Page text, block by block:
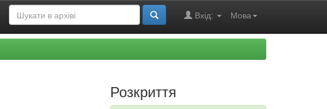
Мова
Вхід:
Розкриття